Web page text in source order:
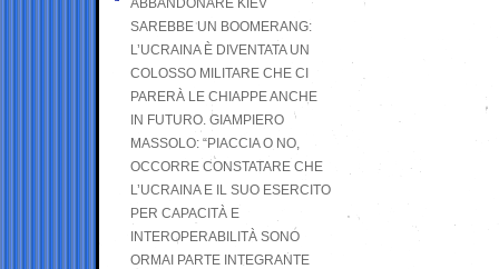
ABBANDONARE KIEV
SAREBBE UN BOOMERANG:
L’UCRAINA È DIVENTATA UN
COLOSSO MILITARE CHE CI
PARERÀ LE CHIAPPE ANCHE
IN FUTURO. GIAMPIERO
MASSOLO: “PIACCIA O NO,
OCCORRE CONSTATARE CHE
L’UCRAINA E IL SUO ESERCITO
PER CAPACITÀ E
INTEROPERABILITÀ SONO
ORMAI PARTE INTEGRANTE